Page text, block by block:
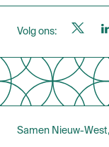
Volg ons: S
a
m
Samen Nieuw-West